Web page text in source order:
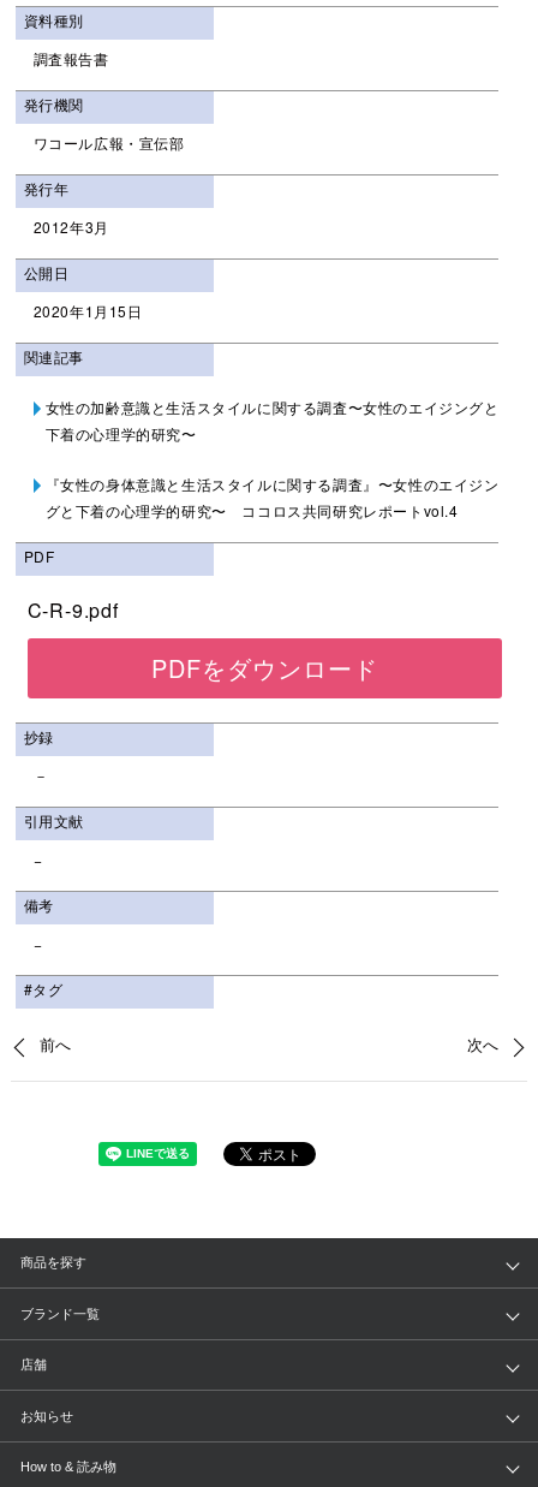
資料種別
調査報告書
発行機関
ワコール広報・宣伝部
発行年
2012年3月
公開日
2020年1月15日
関連記事
女性の加齢意識と生活スタイルに関する調査〜女性のエイジングと
下着の心理学的研究〜
『女性の身体意識と生活スタイルに関する調査』〜女性のエイジン
グと下着の心理学的研究〜 ココロス共同研究レポートvol.4
PDF
C-R-9.pdf
PDFをダウンロード
抄録
－
引用文献
−
備考
−
#タグ
前へ 次へ
商品を探す
アイテム
トピックス
ブランド一覧
WACOAL
AMPHI une nana cool
店舗
店舗を探す
お知らせ
新着情報
How to & 読み物